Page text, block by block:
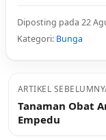
Diposting pada 22
Kategori: Bunga
ARTIKEL
Tanaman Obat
Empedu